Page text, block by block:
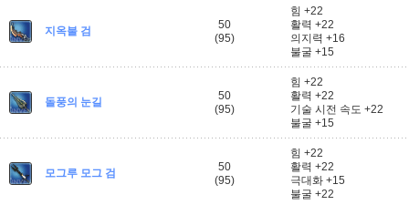
지옥불 검
50
(95)
힘 +22
활력 +22
의지력 +16
불굴 +15
돌풍의 눈길
50
(95)
힘 +22
활력 +22
기술 시전 속도 +22
불굴 +15
모그루 모그 검
50
(95)
힘 +22
활력 +22
극대화 +15
불굴 +22